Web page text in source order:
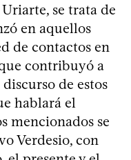
se trata de
en aquellos
de contactos en
contribuyó a
de estos
hablará el
mencionados se
Verdesio, con